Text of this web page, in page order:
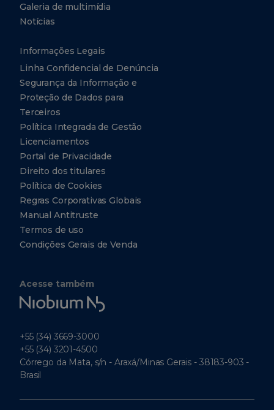
Galeria de multimídia
Notícias
Informações Legais
Linha Confidencial de Denúncia
Segurança da Informação e
Proteção de Dados para
Terceiros
Política Integrada de Gestão
Licenciamentos
Portal de Privacidade
Direito dos titulares
Política de Cookies
Regras Corporativas Globais
Manual Antitruste
Termos de uso
Condições Gerais de Venda
Acesse também
Niobium
Tech
+55 (34) 3669-3000
+55 (34) 3201-4500
Córrego da Mata, s/n - Araxá/Minas Gerais - 38183-903 -
Brasil